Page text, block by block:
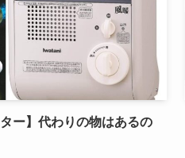
ー】代わりの物はあるの